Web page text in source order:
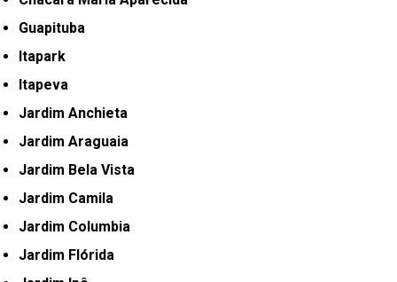
Guapituba
Itapark
Itapeva
Jardim Anchieta
Jardim Araguaia
Jardim Bela Vista
Jardim Camila
Jardim Columbia
Jardim Flórida